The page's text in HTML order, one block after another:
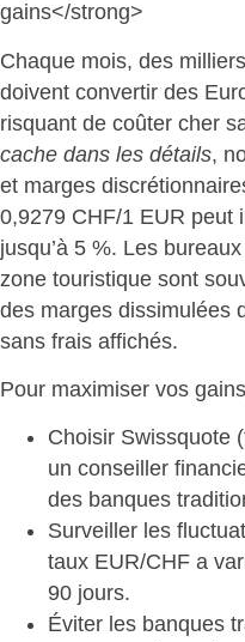
Chaque mois, des
doivent convertir des
risquant de coûter cher
cache dans les détails,
et marges
0,9279 CHF/1 EUR peut
jusqu’à 5 %. Les
zone touristique sont
des marges dissimulées
sans frais affichés.
Pour maximiser vos
Choisir Swissquote
un conseiller
des banques
Surveiller les
taux EUR/CHF a
90 jours.
Éviter les banques